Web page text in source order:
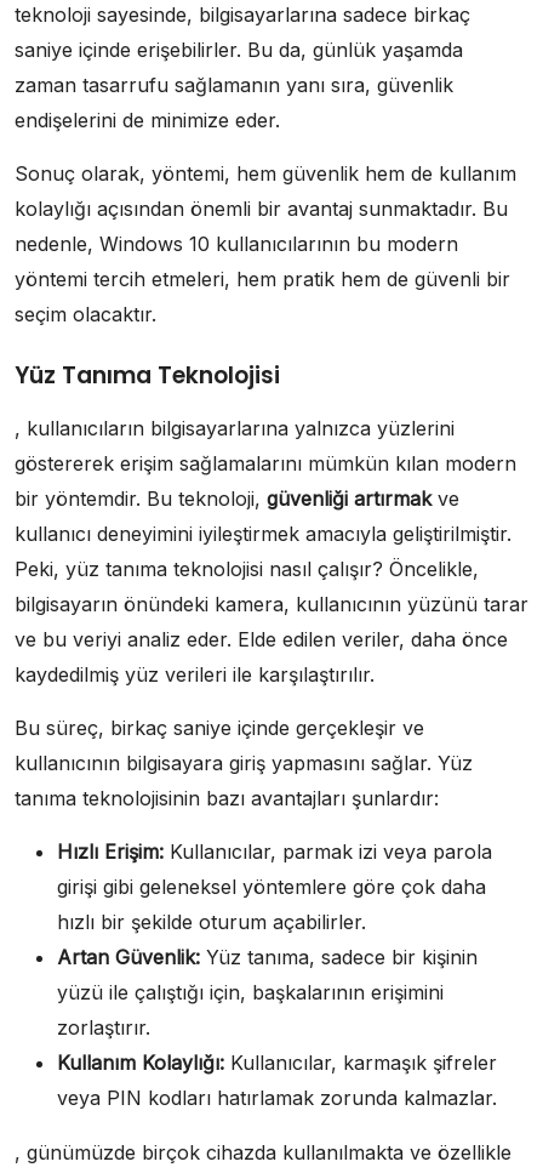
teknoloji sayesinde, bilgisayarlarına sadece birkaç
saniye içinde erişebilirler. Bu da, günlük yaşamda
zaman tasarrufu sağlamanın yanı sıra, güvenlik
endişelerini de minimize eder.
Sonuç olarak, yöntemi, hem güvenlik hem de kullanım
kolaylığı açısından önemli bir avantaj sunmaktadır. Bu
nedenle, Windows 10 kullanıcılarının bu modern
yöntemi tercih etmeleri, hem pratik hem de güvenli bir
seçim olacaktır.
Yüz Tanıma Teknolojisi
, kullanıcıların bilgisayarlarına yalnızca yüzlerini
göstererek erişim sağlamalarını mümkün kılan modern
bir yöntemdir. Bu teknoloji, güvenliği artırmakve
kullanıcı deneyimini iyileştirmek amacıyla geliştirilmiştir.
Peki, yüz tanıma teknolojisi nasıl çalışır? Öncelikle,
bilgisayarın önündeki kamera, kullanıcının yüzünü tarar
ve bu veriyi analiz eder. Elde edilen veriler, daha önce
kaydedilmiş yüz verileri ile karşılaştırılır.
Bu süreç, birkaç saniye içinde gerçekleşir ve
kullanıcının bilgisayara giriş yapmasını sağlar. Yüz
tanıma teknolojisinin bazı avantajları şunlardır:
Hızlı Erişim: Kullanıcılar, parmak izi veya parola
girişi gibi geleneksel yöntemlere göre çok daha
hızlı bir şekilde oturum açabilirler.
Artan Güvenlik: Yüz tanıma, sadece bir kişinin
yüzü ile çalıştığı için, başkalarının erişimini
zorlaştırır.
Kullanım Kolaylığı: Kullanıcılar, karmaşık şifreler
veya PIN kodları hatırlamak zorunda kalmazlar.
, günümüzde birçok cihazda kullanılmakta ve özellikle